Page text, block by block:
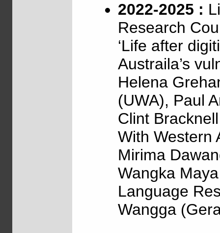
2022-2025 :
Research
‘Life after
Austraila’s
Helena
(UWA), Paul
Clint
With Western
Mirima
Wangka
Language
Wangga